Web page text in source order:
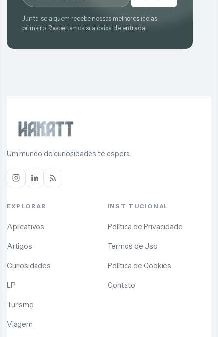
Junte-se a quem recebe nossas melhores ideias
primeiro. Respeitamos sua caixa de entrada.
Um mundo de curiosidades te espera...
EXPLORAR
Aplicativos
Artigos
Curiosidades
LP
Turismo
Viagem
INSTITUCIONAL
Política de Privacidade
Termos de Uso
Política de Cookies
Contato